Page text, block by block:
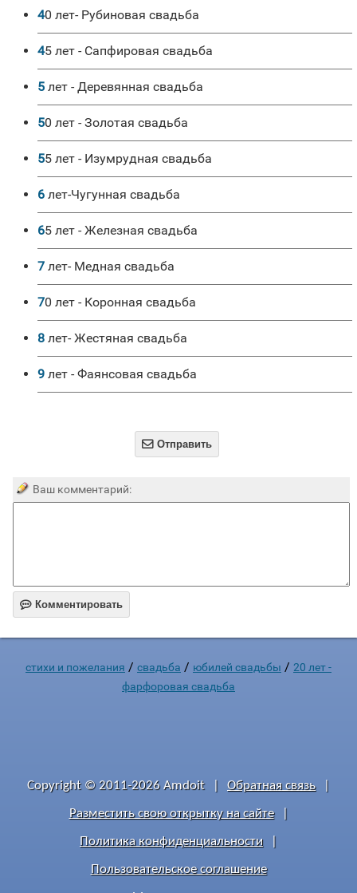
40 лет- Рубиновая свадьба
45 лет - Сапфировая свадьба
5 лет - Деревянная свадьба
50 лет - Золотая свадьба
55 лет - Изумрудная свадьба
6 лет-Чугунная свадьба
65 лет - Железная свадьба
7 лет- Медная свадьба
70 лет - Коронная свадьба
8 лет- Жестяная свадьба
9 лет - Фаянсовая свадьба
 Отправить
Ваш комментарий:
 Комментировать
стихи и пожелания / свадьба / юбилей свадьбы / 20 лет -
фарфоровая свадьба
Copyright © 2011-2026 Amdoit Обратная связь
Разместить свою открытку на сайте
Политика конфиденциальности
Пользовательское соглашение